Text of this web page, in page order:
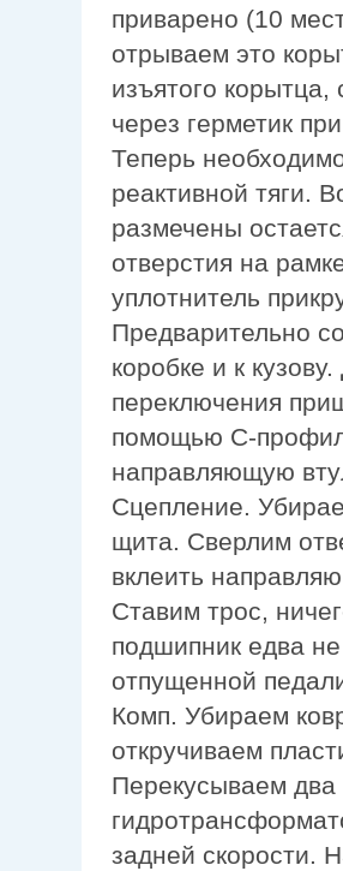
приварено (10
отрываем это
изъятого
через герметик
Теперь
реактивной тяги.
размечены
отверстия на
уплотнитель
Предварительно
коробке и к
переключения
помощью С-
направляющую
Сцепление.
щита. Сверлим
вклеить
Ставим трос,
подшипник едва
отпущенной
Комп. Убираем
откручиваем
Перекусываем два
задней скорости.